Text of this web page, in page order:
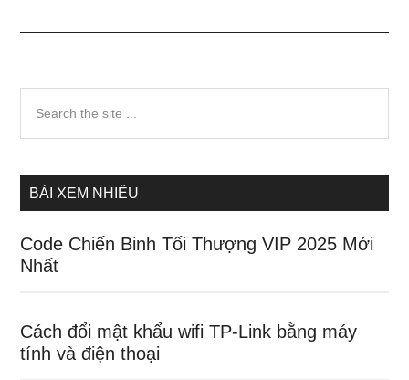
Sidebar
chính
the
BÀI XEM NHIỀU
Code Chiến Binh Tối Thượng VIP 2025 Mới
Nhất
Cách đổi mật khẩu wifi TP-Link bằng máy
tính và điện thoại